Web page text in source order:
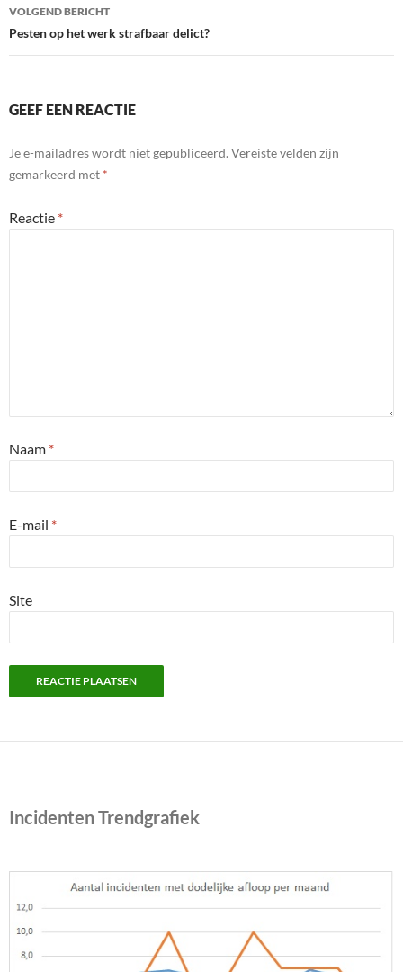
VOLGEND BERICHT
Pesten op het werk strafbaar delict?
GEEF EEN REACTIE
Je e-mailadres wordt niet gepubliceerd. Vereiste velden zijn
gemarkeerd met *
Reactie *
Naam *
E-mail *
Site
Incidenten Trendgrafiek